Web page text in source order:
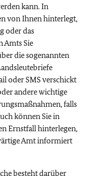
kann. In
von Ihnen hinterlegt,
oder das
Amts Sie
die sogenannten
oder SMS verschickt
andere wichtige
falls
können Sie in
Ernstfall hinterlegen,
Amt informiert
besteht darüber